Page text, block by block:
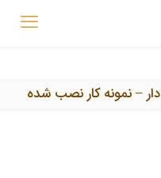
– نمونه کار نصب شده